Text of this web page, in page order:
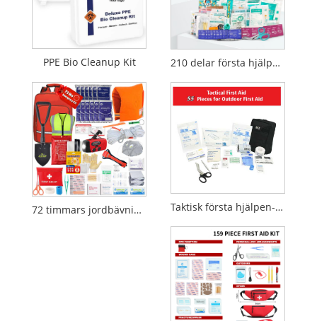
PPE Bio Cleanup Kit 210 delar första hjälpen kit | Emergency Kit | Reflekterande design
72 timmars jordbävningsöverlevnadsryggsäck Brandkatastrof Emergency Kit Taktisk första hjälpen-kit i 55 delar för utomhusbruk och nödsituationer